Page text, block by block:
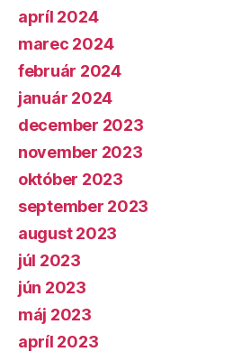
apríl 2024
marec 2024
február 2024
január 2024
december 2023
november 2023
október 2023
september 2023
august 2023
júl 2023
jún 2023
máj 2023
apríl 2023